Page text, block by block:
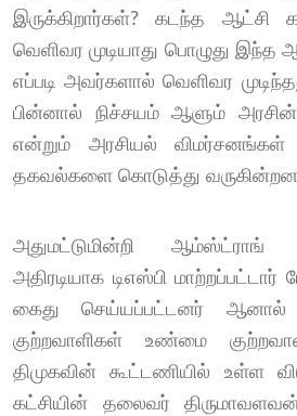
இருக்கிறார்கள்? கடந்த ஆட்சி
வெளிவர முடியாது பொழுது இந்த
எப்படி அவர்களால் வெளிவர
பின்னால் நிச்சயம் ஆளும் அரசின்
என்றும் அரசியல் விமர்சனங்கள்
தகவல்களை கொடுத்து
அதுமட்டுமின்றி
அதிரடியாக டிஎஸ்பி மாற்றப்பட்டார்
கைது செய்யப்பட்டனர் ஆனால்
குற்றவாளிகள் உண்மை
திமுகவின் கூட்டணியில் உள்ள
கட்சியின் தலைவர்